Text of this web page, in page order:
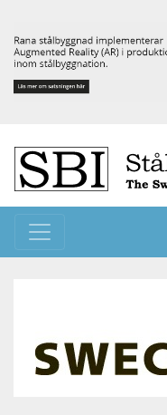
Toggle navigation